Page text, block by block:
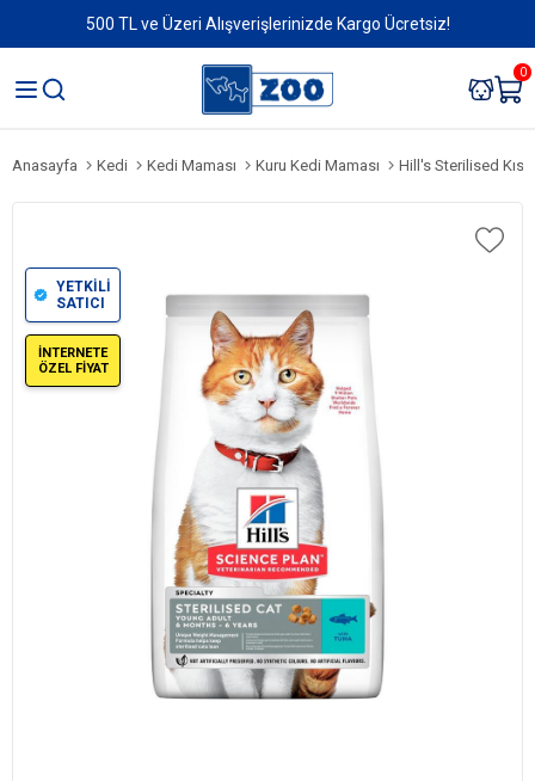
500 TL ve Üzeri Alışverişlerinizde Kargo Ücretsiz!
0
Anasayfa Kedi Kedi Maması Kuru Kedi Maması Hill's Sterilised
YETKİLİ
SATICI
İNTERNETE
ÖZEL FİYAT